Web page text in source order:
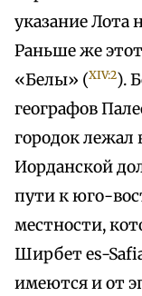
указание Лота
Раньше же
«Белы» (XIV:2).
географов
городок
Иорданской
пути к юго-
местности,
Ширбет es-
имеются и от